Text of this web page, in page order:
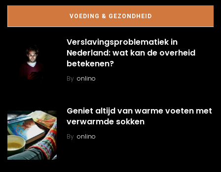
VOEDING & GEZONDHEID
Verslavingsproblematiek in
Nederland: wat kan de overheid
betekenen?
By onlino
Geniet altijd van warme voeten met
verwarmde sokken
By onlino